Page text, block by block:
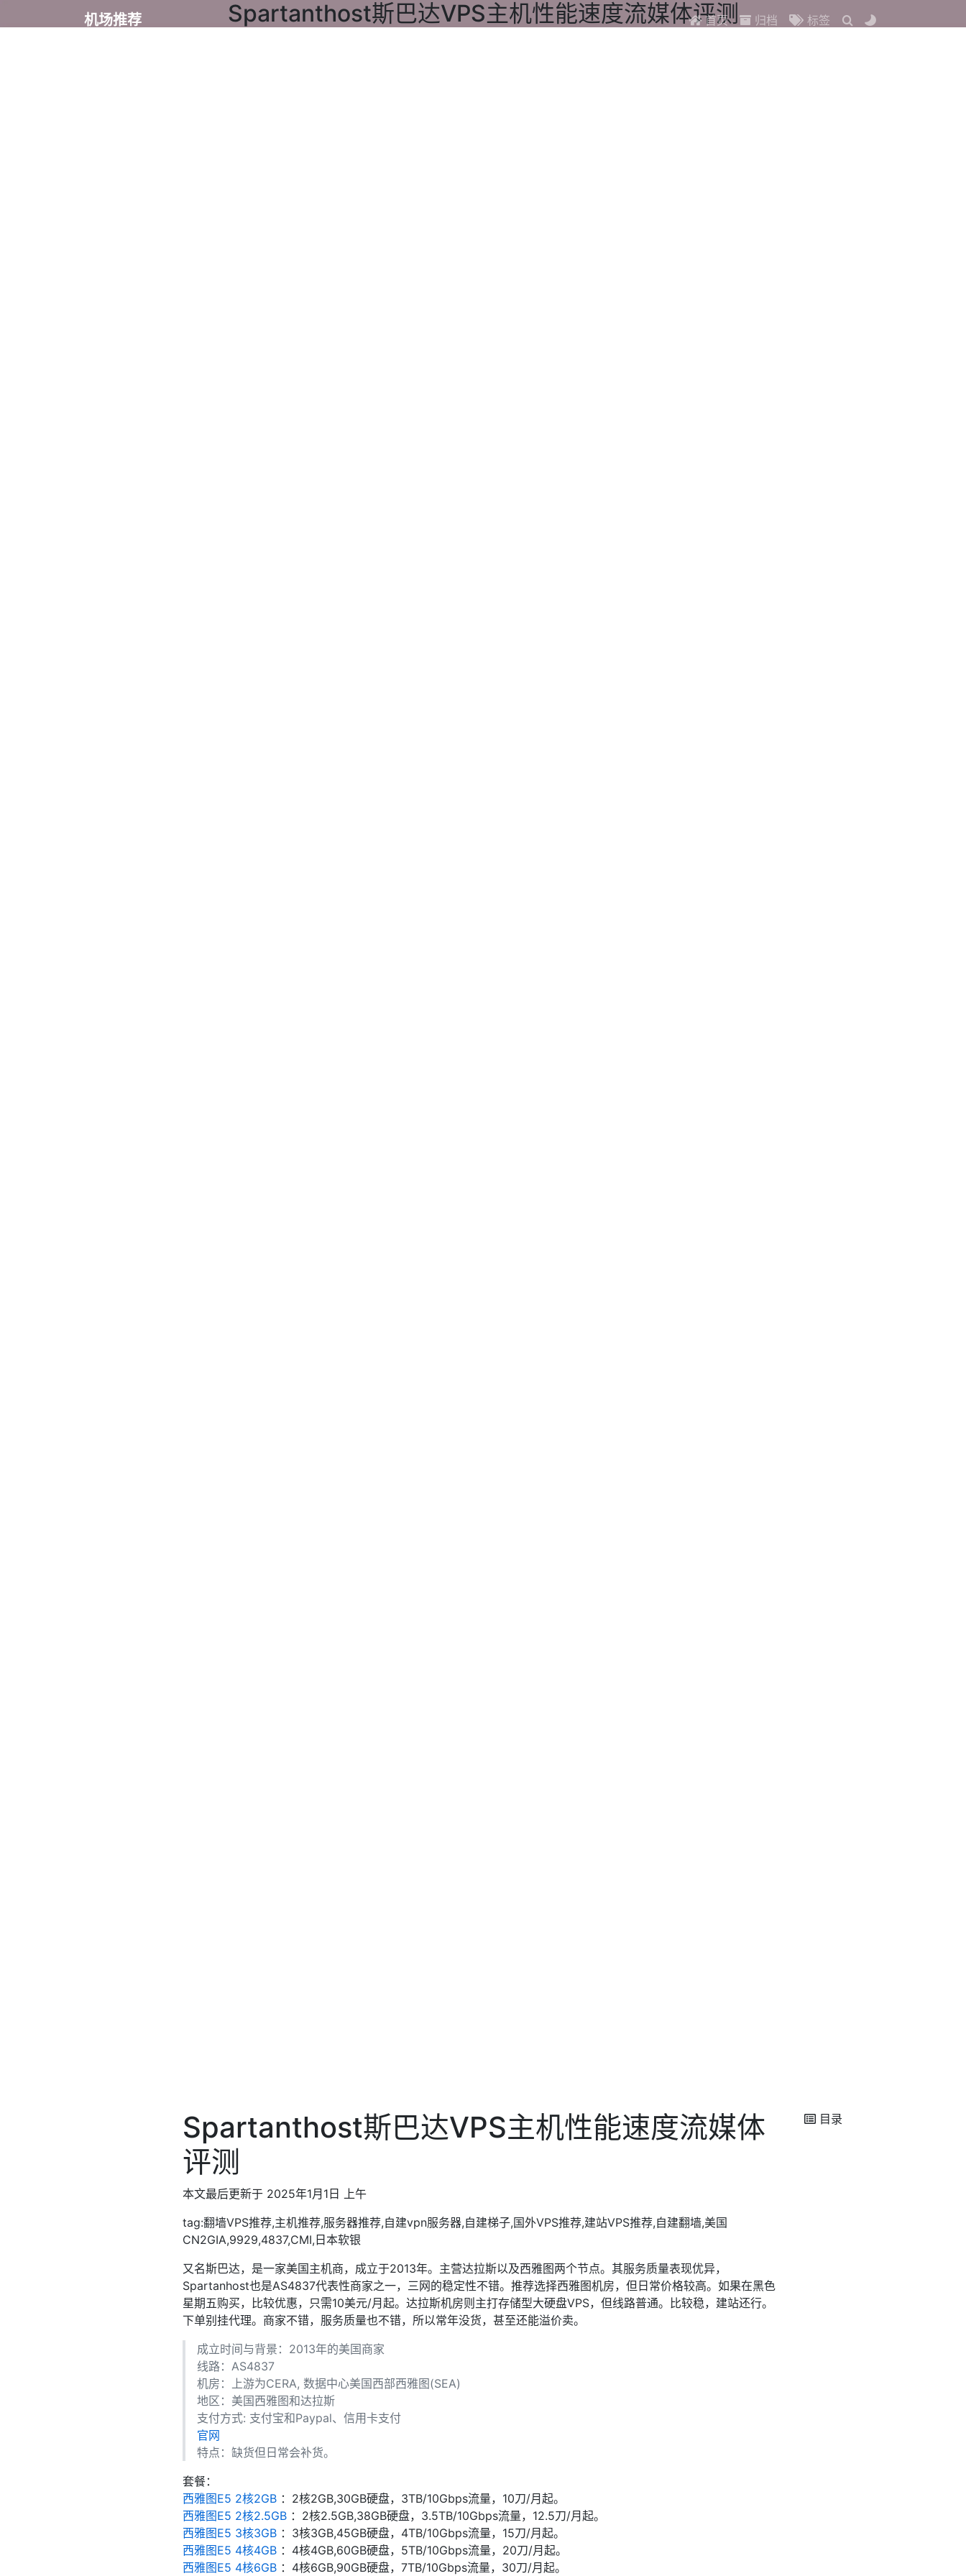
机场推荐 首页 归档 标签
Spartanthost斯巴达VPS主机性能速度流媒体评测
Spartanthost斯巴达VPS主机性能速度流媒体
评测
本文最后更新于 2025年1月1日 上午
tag:翻墙VPS推荐,主机推荐,服务器推荐,自建vpn服务器,自建梯子,国外VPS推荐,建站VPS推荐,自建翻墙,美国
CN2GIA,9929,4837,CMI,日本软银
又名斯巴达，是一家美国主机商，成立于2013年。主营达拉斯以及西雅图两个节点。其服务质量表现优异，
Spartanhost也是AS4837代表性商家之一，三网的稳定性不错。推荐选择西雅图机房，但日常价格较高。如果在黑色
星期五购买，比较优惠，只需10美元/月起。达拉斯机房则主打存储型大硬盘VPS，但线路普通。比较稳，建站还行。
下单别挂代理。商家不错，服务质量也不错，所以常年没货，甚至还能溢价卖。
成立时间与背景：2013年的美国商家
线路：AS4837
机房：上游为CERA, 数据中心美国西部西雅图(SEA)
地区：美国西雅图和达拉斯
支付方式: 支付宝和Paypal、信用卡支付
官网
特点：缺货但日常会补货。
套餐：
西雅图E5 2核2GB ：2核2GB,30GB硬盘，3TB/10Gbps流量，10刀/月起。
西雅图E5 2核2.5GB ：2核2.5GB,38GB硬盘，3.5TB/10Gbps流量，12.5刀/月起。
西雅图E5 3核3GB ：3核3GB,45GB硬盘，4TB/10Gbps流量，15刀/月起。
西雅图E5 4核4GB ：4核4GB,60GB硬盘，5TB/10Gbps流量，20刀/月起。
西雅图E5 4核6GB ：4核6GB,90GB硬盘，7TB/10Gbps流量，30刀/月起。
目录